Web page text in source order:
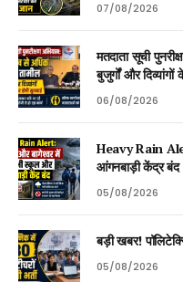
07/08/2026
मतदाता सूची
बुजुर्गों और
06/08/2026
Heavy Rain
आंगनबाड़ी केंद्र बंद
05/08/2026
बड़ी खबर!
05/08/2026